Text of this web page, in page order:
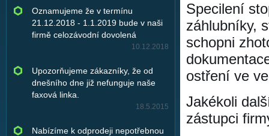
Oznamujeme že v termínu
21.12.2018 - 1.1.2019 bude v naši
firmě celozávodní dovolená
10.12.2018
Upozorňujeme zákazníky, že od
dnešního dne již nefunguje naše
faxová linka.
18.5.2015
Nabízíme k odprodeji nepotřebnou
Specilení
záhlubníky,
schopni
ostření ve
Jakékoli
zástupci